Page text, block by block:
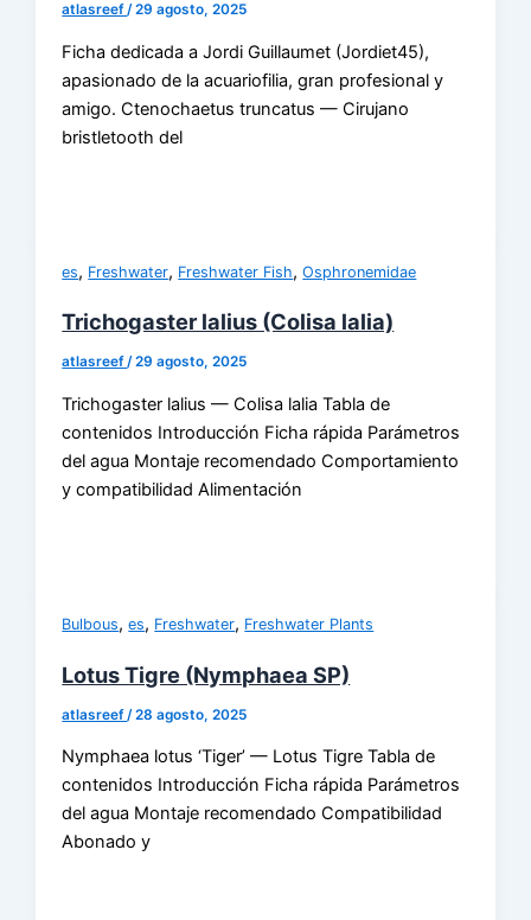
atlasreef/29 agosto, 2025
Ficha dedicada a Jordi Guillaumet (Jordiet45),
apasionado de la acuariofilia, gran profesional y
amigo. Ctenochaetus truncatus — Cirujano
bristletooth del
es, Freshwater, Freshwater Fish,Osphronemidae
Trichogaster lalius (Colisa lalia)
atlasreef/29 agosto, 2025
Trichogaster lalius — Colisa lalia Tabla de
contenidos Introducción Ficha rápida Parámetros
del agua Montaje recomendado Comportamiento
y compatibilidad Alimentación
Bulbous,es, Freshwater, Freshwater Plants
Lotus Tigre (Nymphaea SP)
atlasreef /28 agosto, 2025
Nymphaea lotus ‘Tiger’ — Lotus Tigre Tabla de
contenidos Introducción Ficha rápida Parámetros
del agua Montaje recomendado Compatibilidad
Abonado y